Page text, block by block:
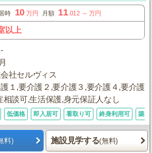
時 10 万円 月額 11.012 ～万円
以上
-
社セルヴィス
１,要介護２,要介護３,要介護４,要介護
相談可,生活保護,身元保証人なし
低価格 即入居可 看取り可 終身利用可 築浅
料) 施設見学する(無料)